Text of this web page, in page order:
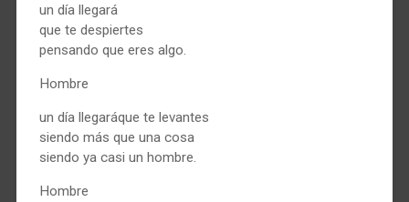
un día llegará
que te despiertes
pensando que eres algo.
Hombre
un día llegaráque te levantes
siendo más que una cosa
siendo ya casi un hombre.
Hombre